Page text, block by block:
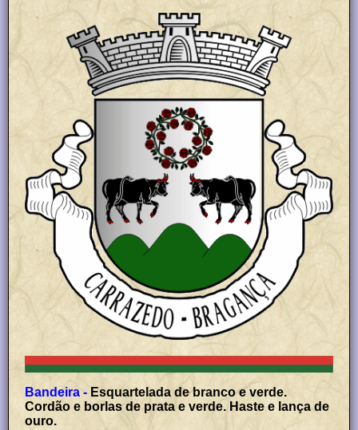
Bandeira - Esquartelada de branco e verde.
Cordão e borlas de prata e verde. Haste e lança de
ouro.